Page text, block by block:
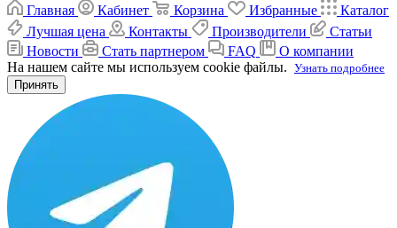
Главная
Кабинет Корзина Избранные
Каталог
Лучшая цена
Контакты Производители
Статьи
Новости
Стать партнером FAQ
О компании
На нашем сайте мы используем cookie файлы. Узнать подробнее
Принять